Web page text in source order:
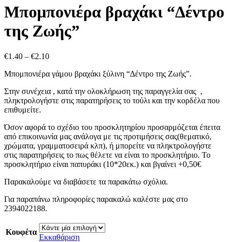
through
€4.00
Μπομπονιέρα βραχάκι “Δέντρο
της Ζωής”
€1.40 – €2.10Price
€1.40
€2.10
Μπομπονιέρα γάμου βραχάκι ξύλινη “Δέντρο της Ζωής”.
Στην συνέχεια , κατά την ολοκλήρωση της παραγγελία σας ,
πληκτρολογήστε στις παρατηρήσεις το τούλι και την κορδέλα που
επιθυμείτε.
Όσον αφορά το σχέδιο του προσκλητηρίου προσαρμόζεται έπειτα
από επικοινωνία μας ανάλογα με τις προτιμήσεις σας(θεματικό,
χρώματα, γραμματοσειρά κλπ), ή μπορείτε να πληκτρολογήστε
στις παρατηρήσεις το πως θέλετε να είναι το προσκλητήριο. Το
προσκλητήριο είναι παπυράκι (10*20εκ.) και βγαίνει +0,50€
Παρακαλούμε να διαβάσετε τα παρακάτω σχόλια.
Για παραπάνω πληροφορίες παρακαλώ καλέστε μας στο
2394022188.
Κουφέτα
Εκκαθάριση